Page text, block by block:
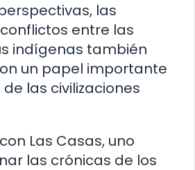
las
entre las
indígenas también
un papel importante
las civilizaciones
Las Casas, uno
las crónicas de los